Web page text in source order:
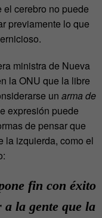
el cerebro no puede
previamente lo que
ministra de Nueva
la ONU que la libre
un arma de
expresión puede
de pensar que
la izquierda, como el
fin con éxito
la gente que la